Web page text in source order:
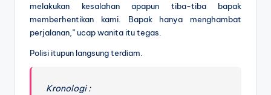
melakukan kesalahan apapun tiba-tiba bapak
memberhentikan kami. Bapak hanya menghambat
perjalanan,” ucap wanita itu tegas.
Polisi itupun langsung terdiam.
Kronologi :